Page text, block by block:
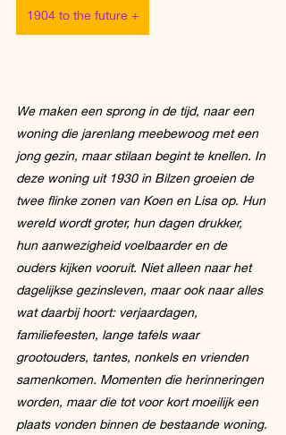
1904 to the future +
We maken een sprong in de tijd, naar een
woning die jarenlang meebewoog met een
jong gezin, maar stilaan begint te knellen. In
deze woning uit 1930 in Bilzen groeien de
twee flinke zonen van Koen en Lisa op. Hun
wereld wordt groter, hun dagen drukker,
hun aanwezigheid voelbaarder en de
ouders kijken vooruit. Niet alleen naar het
dagelijkse gezinsleven, maar ook naar alles
wat daarbij hoort: verjaardagen,
familiefeesten, lange tafels waar
grootouders, tantes, nonkels en vrienden
samenkomen. Momenten die herinneringen
worden, maar die tot voor kort moeilijk een
plaats vonden binnen de bestaande woning.